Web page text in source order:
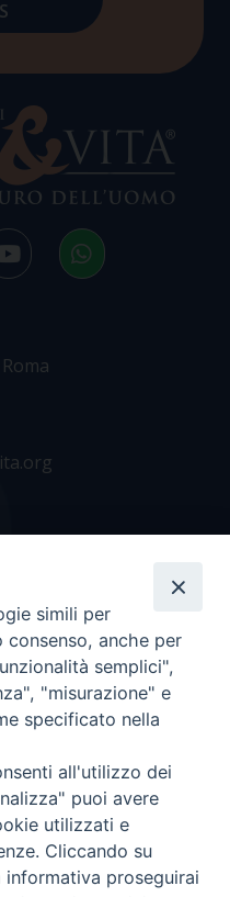
96600690588- Tutti i
simili per
anche per
semplici",
"misurazione" e
specificato nella
all'utilizzo dei
puoi avere
utilizzati e
Cliccando su
proseguirai